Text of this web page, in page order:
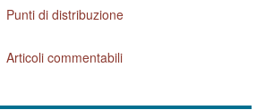
Punti di distribuzione
Articoli commentabili